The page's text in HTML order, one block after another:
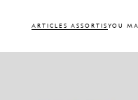
ARTICLES ASSORTISVOUS